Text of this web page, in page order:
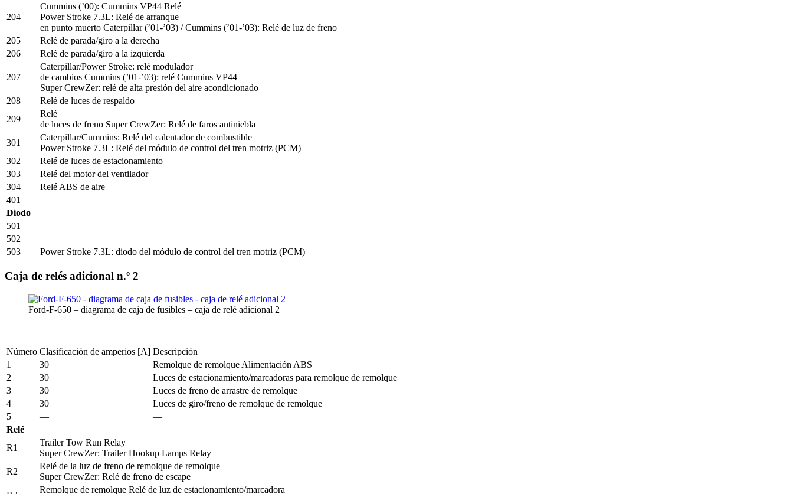
204
Cummins (’00): Cummins VP44 Relé
Power Stroke 7.3L: Relé de arranque
en punto muerto Caterpillar (’01-’03) / Cummins (’01-’03): Relé de luz de freno
205
Relé de parada/giro a la derecha
206
Relé de parada/giro a la izquierda
207
Caterpillar/Power Stroke: relé modulador
de cambios Cummins (’01-’03): relé Cummins VP44
Super CrewZer: relé de alta presión del aire acondicionado
208
Relé de luces de respaldo
209
Relé
de luces de freno Super CrewZer: Relé de faros antiniebla
301
Caterpillar/Cummins: Relé del calentador de combustible
Power Stroke 7.3L: Relé del módulo de control del tren motriz (PCM)
302
Relé de luces de estacionamiento
303
Relé del motor del ventilador
304
Relé ABS de aire
401
—
Diodo
501
—
502
—
503
Power Stroke 7.3L: diodo del módulo de control del tren motriz (PCM)
Caja de relés adicional n.º 2
Ford-F-650 – diagrama de caja de fusibles – caja de relé adicional 2
Número Clasificación de amperios [A] Descripción
1
30
Remolque de remolque Alimentación ABS
2
30
Luces de estacionamiento/marcadoras para remolque de remolque
3
30
Luces de freno de arrastre de remolque
4
30
Luces de giro/freno de remolque de remolque
5
—
—
Relé
R1
Trailer Tow Run Relay
Super CrewZer: Trailer Hookup Lamps Relay
R2
Relé de la luz de freno de remolque de remolque
Super CrewZer: Relé de freno de escape
Remolque de remolque Relé de luz de estacionamiento/marcadora